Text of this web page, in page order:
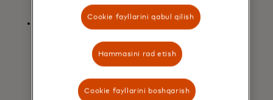
xursandmiz.
“Biz kripto aktivlaridan foydalanish
rivojlantiradigan innovatsiyalar va
yechimlarni ishlab chiqishga sodiq
ittifoqimizni chuqurlashtirishda
davom etishdan faxrlanamiz”, dedi
Cookie fayllarini qabul qilish
Hammasini rad etish
Cookie fayllarini boshqarish